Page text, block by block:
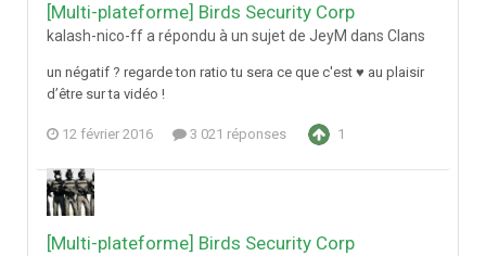
[Multi-plateforme] Birds Security Corp
kalash-nico-ff a répondu à un sujet de JeyM dans Clans
un négatif ? regarde ton ratio tu sera ce que c'est ♥ au plaisir
d’être sur ta vidéo !
12 février 2016 3 021 réponses 1
[Multi-plateforme] Birds Security Corp